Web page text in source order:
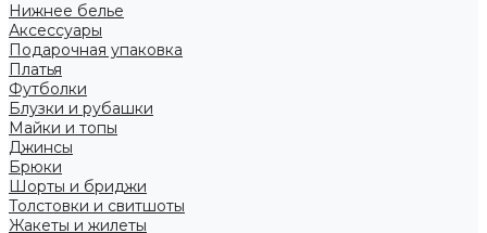
Нижнее белье
Аксессуары
Подарочная упаковка
Платья
Футболки
Блузки и рубашки
Майки и топы
Джинсы
Брюки
Шорты и бриджи
Толстовки и свитшоты
Жакеты и жилеты